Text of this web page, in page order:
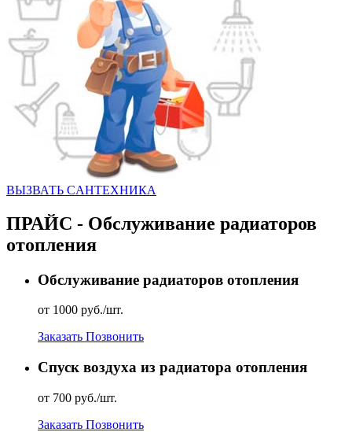
ВЫЗВАТЬ CАНТЕХНИКА
ПРАЙС - Обслуживание радиаторов
отопления
Обслуживание радиаторов отопления
от 1000 руб./шт.
Заказать Позвонить
Спуск воздуха из радиатора отопления
от 700 руб./шт.
Заказать Позвонить